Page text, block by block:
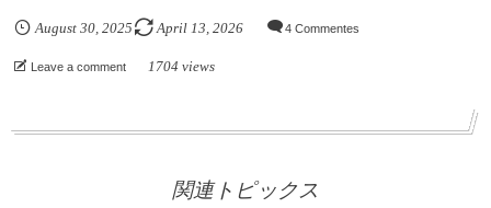
August 30, 2025 April 13 2026 4 Commentes
Leave a comment 1704 views
関連トピックス